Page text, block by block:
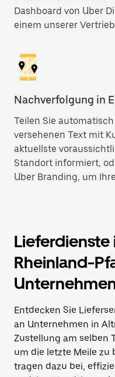
Dashboard von Uber
einem unserer
Nachverfolgung in
Teilen Sie
versehenen Text mit
aktuellste
Standort informiert,
Uber Branding, um
Lieferdienste
Rheinland-
Entdecken Sie
an Unternehmen in
Zustellung am selben
um die letzte Meile zu
tragen dazu bei,